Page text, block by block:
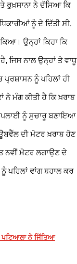
ਰੁਖ਼ਸਾਨਾ ਨੇ ਦੱਸਿਆ ਕਿ
ਨੂੰ ਦੇ ਦਿੱਤੀ ਸੀ,
ਉਨ੍ਹਾਂ ਕਿਹਾ ਕਿ
ਜਿਸ ਨਾਲ ਉਨ੍ਹਾਂ ਤੇ ਵਾਧੂ
ਪ੍ਰਸ਼ਾਸਨ ਨੂੰ ਪਹਿਲਾਂ ਹੀ
ਨੇ ਮੰਗ ਕੀਤੀ ਹੈ ਕਿ ਖ਼ਰਾਬ
ਨੂੰ ਸੁਚਾਰੂ ਬਣਾਇਆ
ਦੀ ਮੋਟਰ ਖ਼ਰਾਬ ਹੋਣ
ਨਵੀਂ ਮੋਟਰ ਲਗਾਉਣ ਦੇ
ਪਹਿਲਾਂ ਵਾਂਗ ਬਹਾਲ ਕਰ
ਪਟਿਆਲਾ ਨੇ ਜਿੱਤਿਆ